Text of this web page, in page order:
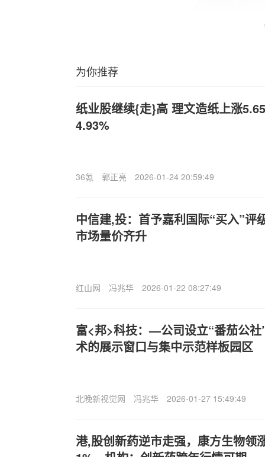
为你推荐
纸业股继续{走}高 理文造纸上涨
4.93%
36氪 郭正亮 2026-01-24 20:59:49
中信建,投：首予嘉利国际“买入”评
市场量价齐升
红山网 冯兆华 2026-01-22 08:27:49
富<邦>科技：—公司设立“番茄公
术的展示窗口与集中示范样板园区
北晚新视觉网 冯兆华 2026-01-27 15:49:49
港,股创新药逆市走强，康方生物领